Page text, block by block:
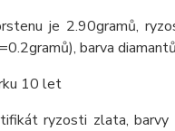
je 2.90gramů,
barva
10 let
ryzosti zlata,